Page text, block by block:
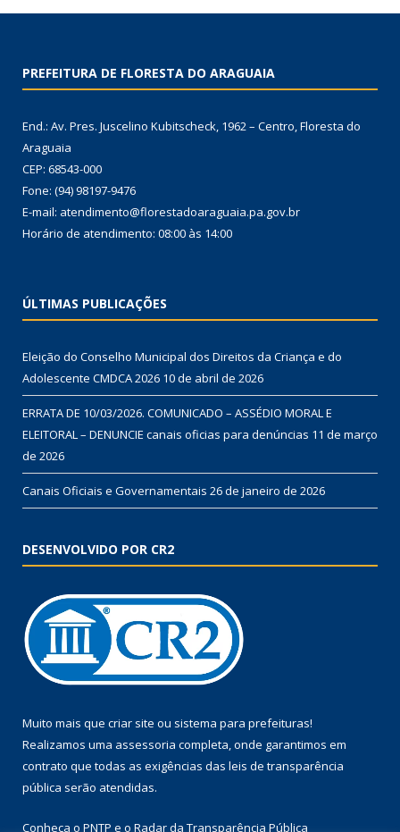
PREFEITURA DE FLORESTA DO ARAGUAIA
End.: Av. Pres. Juscelino Kubitscheck, 1962 – Centro, Floresta do
Araguaia
CEP: 68543-000
Fone: (94) 98197-9476
E-mail: atendimento@florestadoaraguaia.pa.gov.br
Horário de atendimento: 08:00 às 14:00
ÚLTIMAS PUBLICAÇÕES
Eleição do Conselho Municipal dos Direitos da Criança e do
Adolescente CMDCA 2026 10 de abril de 2026
ERRATA DE 10/03/2026. COMUNICADO – ASSÉDIO MORAL E
ELEITORAL – DENUNCIE canais oficias para denúncias 11 de março
de 2026
Canais Oficiais e Governamentais 26 de janeiro de 2026
DESENVOLVIDO POR CR2
Muito mais que criar site ou sistema para prefeituras!
Realizamos uma assessoria completa, onde garantimos em
contrato que todas as exigências das leis de transparência
pública serão atendidas.
Conheça o PNTP e o Radar da Transparência Pública